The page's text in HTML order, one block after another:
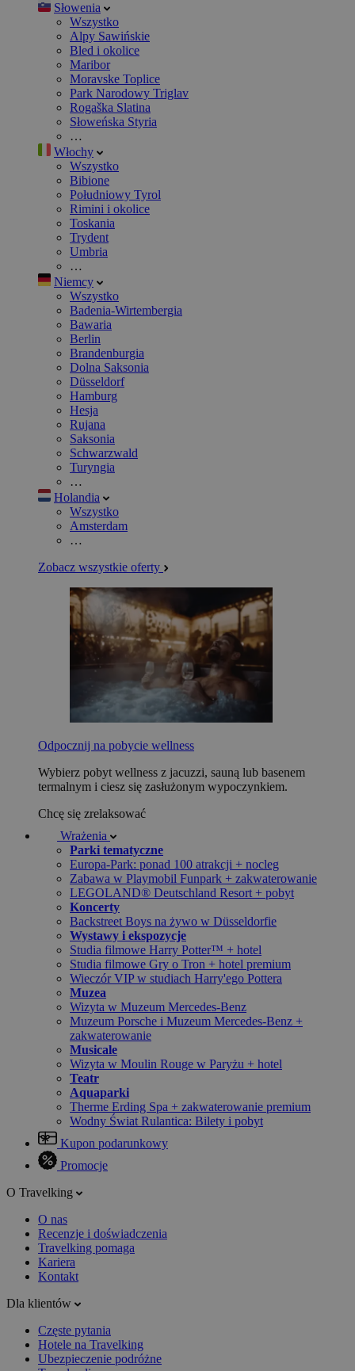
Słowenia
Wszystko
Alpy Sawińskie
Bled i okolice
Maribor
Moravske Toplice
Park Narodowy Triglav
Rogaška Slatina
Słoweńska Styria
…
Włochy
Wszystko
Bibione
Południowy Tyrol
Rimini i okolice
Toskania
Trydent
Umbria
…
Niemcy
Wszystko
Badenia-Wirtembergia
Bawaria
Berlin
Brandenburgia
Dolna Saksonia
Düsseldorf
Hamburg
Hesja
Rujana
Saksonia
Schwarzwald
Turyngia
…
Holandia
Wszystko
Amsterdam
…
Zobacz wszystkie oferty
Odpocznij na pobycie wellness
Wybierz pobyt wellness z jacuzzi, sauną lub basenem
termalnym i ciesz się zasłużonym wypoczynkiem.
Chcę się zrelaksować
Wrażenia
Parki tematyczne
Europa-Park: ponad 100 atrakcji + nocleg
Zabawa w Playmobil Funpark + zakwaterowanie
LEGOLAND® Deutschland Resort + pobyt
Koncerty
Backstreet Boys na żywo w Düsseldorfie
Wystawy i ekspozycje
Studia filmowe Harry Potter™ + hotel
Studia filmowe Gry o Tron + hotel premium
Wieczór VIP w studiach Harry'ego Pottera
Muzea
Wizyta w Muzeum Mercedes-Benz
Muzeum Porsche i Muzeum Mercedes-Benz +
zakwaterowanie
Musicale
Wizyta w Moulin Rouge w Paryżu + hotel
Teatr
Aquaparki
Therme Erding Spa + zakwaterowanie premium
Wodny Świat Rulantica: Bilety i pobyt
Kupon podarunkowy
Promocje
O Travelking
O nas
Recenzje i doświadczenia
Travelking pomaga
Kariera
Kontakt
Dla klientów
Częste pytania
Hotele na Travelking
Ubezpieczenie podróżne